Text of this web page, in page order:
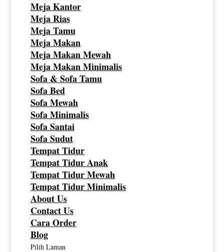
Meja Kantor
Meja Rias
Meja Tamu
Meja Makan
Meja Makan Mewah
Meja Makan Minimalis
Sofa & Sofa Tamu
Sofa Bed
Sofa Mewah
Sofa Minimalis
Sofa Santai
Sofa Sudut
Tempat Tidur
Tempat Tidur Anak
Tempat Tidur Mewah
Tempat Tidur Minimalis
About Us
Contact Us
Cara Order
Blog
Pilih Laman